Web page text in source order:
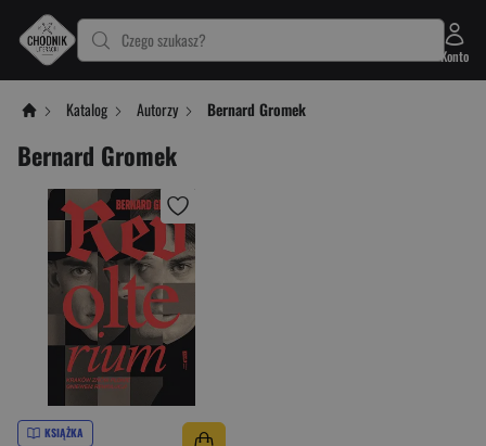
Czego szukasz?
Konto
Katalog Autorzy Bernard Gromek
Bernard Gromek
KSIĄŻKA